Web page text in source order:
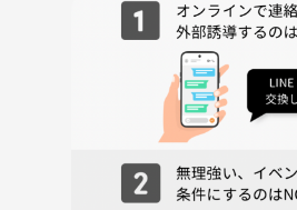
【参加したら何が得られるの】
①​社外の人と交流できる
②様々な物事に興味関心を持つことが出来る
③英語を話すことに抵抗がなくなる
④前向きな気持ちになれる
⑤ゆるい繋がりを構築できる
----------------------------------------